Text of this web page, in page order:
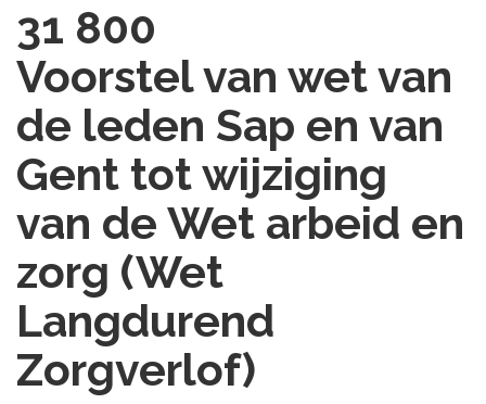
31 800
Voorstel van wet van
de leden Sap en van
Gent tot wijziging
van de Wet arbeid en
zorg (Wet
Langdurend
Zorgverlof)